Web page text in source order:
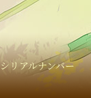
シリアルナンバー